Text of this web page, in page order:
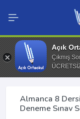
Açık
Çıkmış
Almanca 8
Deneme Sınav